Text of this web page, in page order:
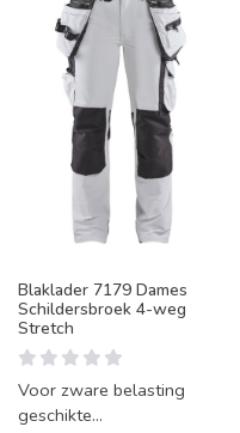
Blaklader 7179 Dames
Schildersbroek 4-weg
Stretch
Voor zware belasting
geschikte